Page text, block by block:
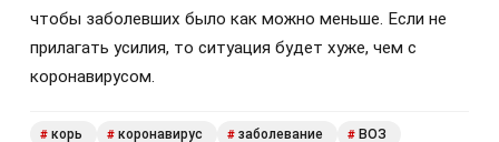
чтобы заболевших было как можно меньше. Если не
прилагать усилия, то ситуация будет хуже, чем с
коронавирусом.
# корь # коронавирус # заболевание # ВОЗ